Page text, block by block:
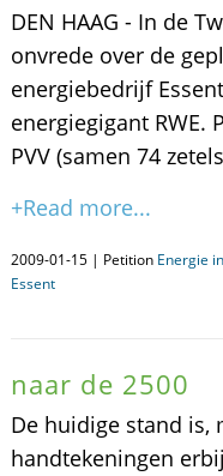
DEN HAAG - In de
onvrede over de
energiebedrijf
energiegigant RWE.
PVV (samen 74
+Read more...
2009-01-15 | Petition Energie
Essent
naar de 2500
De huidige stand is,
handtekeningen